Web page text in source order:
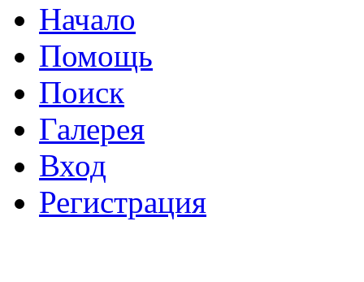
Начало
Помощь
Поиск
Галерея
Вход
Регистрация